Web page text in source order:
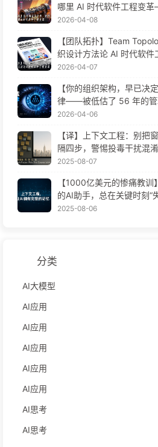
哪里 AI 时代软件工程变
2026-04-08
【团队拓扑】Team
织设计方法论 AI 时代软
2026-04-07
【你的组织架构，早已决
律——被低估了 56 年的管
程变革——慢慢学AI171
2026-04-06
【译】上下文工程：别把
隔四步，警惕投毒干扰混
慢慢学AI170
2025-08-07
【1000亿美元的惨痛教
的AI助手，总在关键时刻“
现90%性能提升？——慢慢
2025-08-06
分类
AI大模型
AI应用
AI应用
AI应用
AI应用
AI应用
AI思考
AI思考